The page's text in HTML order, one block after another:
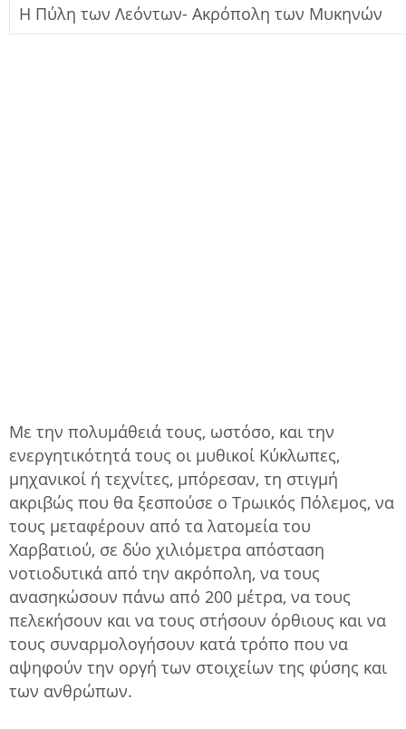
Η Πύλη των Λεόντων- Ακρόπολη των Μυκηνών
Με την πολυμάθειά τους, ωστόσο, και την
ενεργητικότητά τους οι μυθικοί Κύκλωπες,
μηχανικοί ή τεχνίτες, μπόρεσαν, τη στιγμή
ακριβώς που θα ξεσπούσε ο Τρωικός Πόλεμος, να
τους μεταφέρουν από τα λατομεία του
Χαρβατιού, σε δύο χιλιόμετρα απόσταση
νοτιοδυτικά από την ακρόπολη, να τους
ανασηκώσουν πάνω από 200 μέτρα, να τους
πελεκήσουν και να τους στήσουν όρθιους και να
τους συναρμολογήσουν κατά τρόπο που να
αψηφούν την οργή των στοιχείων της φύσης και
των ανθρώπων.